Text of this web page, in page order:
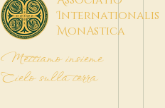
Internationalis
MonAstica
Mettiamo insieme
Cielo sulla terra